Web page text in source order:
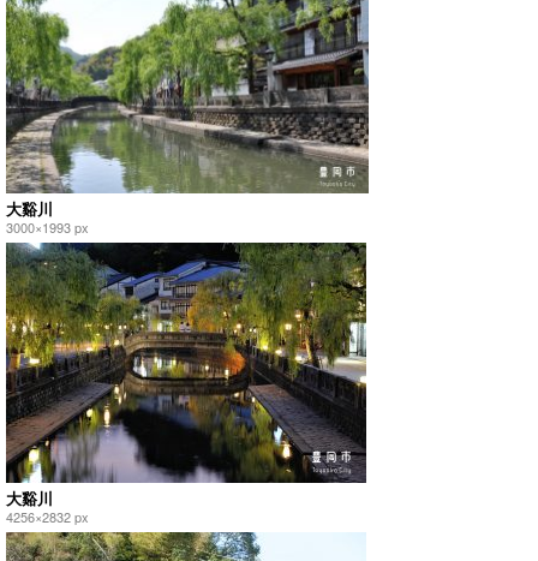
大谿川
3000×1993 px
大谿川
4256×2832 px